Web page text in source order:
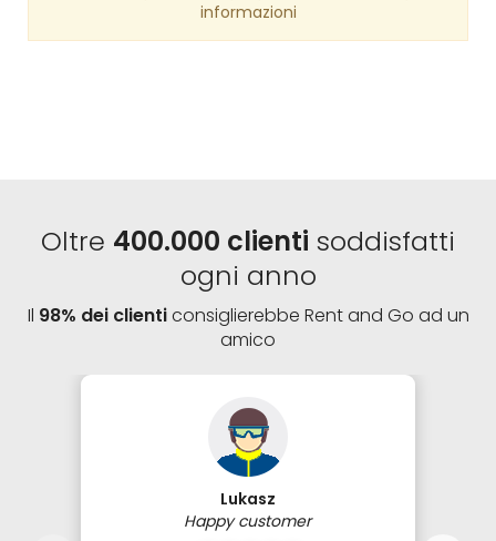
informazioni
Oltre 400.000 clienti soddisfatti
ogni anno
Il 98% dei clienticonsiglierebbe Rent and Go ad un
amico
Lukasz
Happy customer